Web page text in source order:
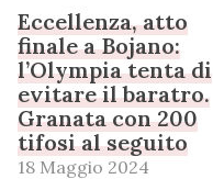
Eccellenza, atto
finale a Bojano:
l’Olympia tenta di
evitare il baratro.
Granata con 200
tifosi al seguito
18 Maggio 2024